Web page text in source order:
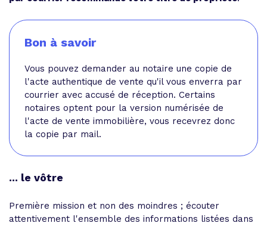
Bon à savoir
Vous pouvez demander au notaire une copie de
l'acte authentique de vente qu'il vous enverra par
courrier avec accusé de réception. Certains
notaires optent pour la version numérisée de
l'acte de vente immobilière, vous recevrez donc
la copie par mail.
... le vôtre
Première mission et non des moindres ; écouter
attentivement l'ensemble des informations listées dans